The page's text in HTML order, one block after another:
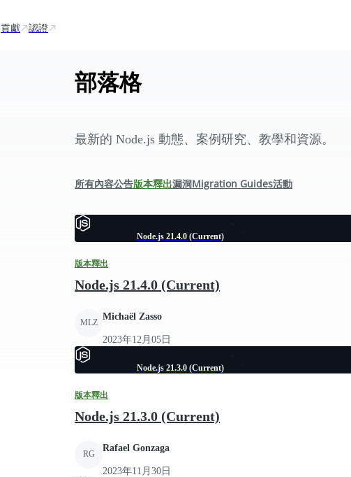
貢獻 認證
部落格
最新的 Node.js 動態、案例研究、教學和資源。
所有內容公告版本釋出漏洞Migration Guides活動
Node.js 21.4.0 (Current)
版本釋出
Node.js 21.4.0 (Current)
MLZ
Michaël Zasso
2023年12月05日
Node.js 21.3.0 (Current)
版本釋出
Node.js 21.3.0 (Current)
RG
Rafael Gonzaga
2023年11月30日